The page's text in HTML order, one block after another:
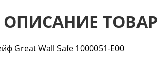
ОПИСАНИЕ
Great Wall Safe 1000051-E00